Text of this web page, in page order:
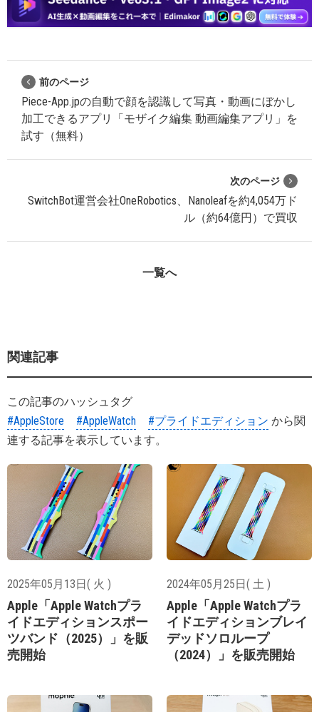
前のページ
Piece-App.jpの自動で顔を認識して写真・動画にぼかし
加工できるアプリ「モザイク編集 動画編集アプリ」を
試す（無料）
次のページ
SwitchBot運営会社OneRobotics、Nanoleafを約4,054万ド
ル（約64億円）で買収
一覧へ
関連記事
この記事のハッシュタグ
#AppleStore
#AppleWatch #プライドエディション から関
連する記事を表示しています。
2025年05月13日( 火 )
Apple「Apple Watchプラ
イドエディションスポー
ツバンド（2025）」を販
売開始
2024年05月25日( 土 )
Apple「Apple Watchプラ
イドエディションブレイ
デッドソロループ
（2024）」を販売開始